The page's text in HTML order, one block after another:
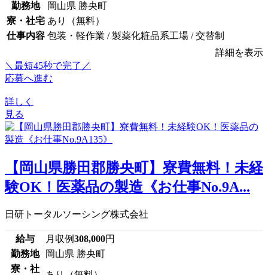
勤務地
岡山県 勝央町
寮・社宅 あり（無料）
仕事内容 包装・軽作業 / 製薬化粧品系工場 / 交替制
詳細を表示
＼最短45秒で完了／
応募へ進む
詳しく
見る
【岡山県勝田郡勝央町】寮費無料！未経
験OK！医薬品の製造《お仕事No.9A...
日研トータルソーシング株式会社
給与 月収例308,000円
勤務地
岡山県 勝央町
寮・社